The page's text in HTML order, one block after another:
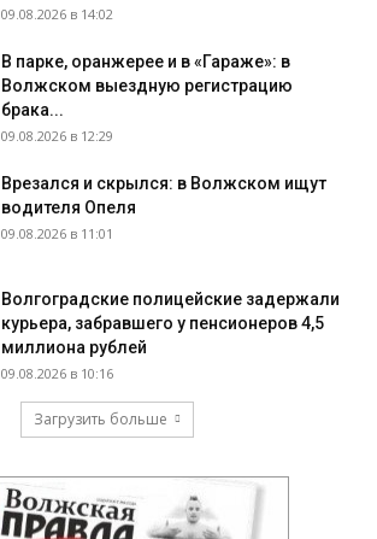
09.08.2026 в 14:02
В парке, оранжерее и в «Гараже»: в
Волжском выездную регистрацию
брака...
09.08.2026 в 12:29
Врезался и скрылся: в Волжском ищут
водителя Опеля
09.08.2026 в 11:01
Волгоградские полицейские задержали
курьера, забравшего у пенсионеров 4,5
миллиона рублей
09.08.2026 в 10:16
Загрузить больше